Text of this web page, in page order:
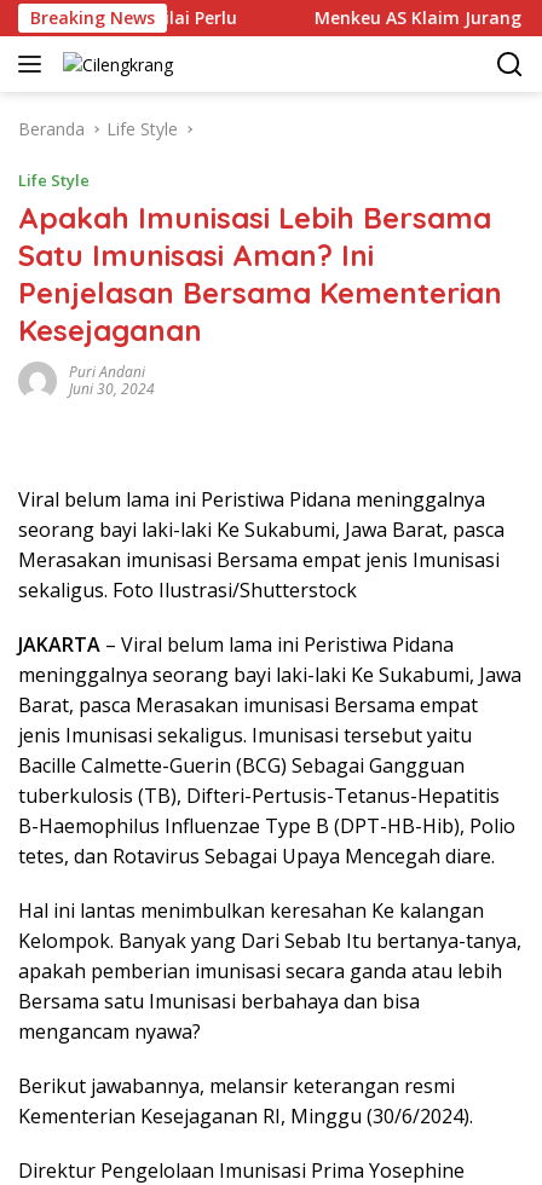
Langsung
ke
konten
Breaking News
TPPO Dinilai Perlu Menkeu AS Klaim Jurang
Beranda Life Style
Life Style
Apakah Imunisasi Lebih Bersama
Satu Imunisasi Aman? Ini
Penjelasan Bersama Kementerian
Kesejaganan
Puri Andani
Juni 30, 2024
Viral belum lama ini Peristiwa Pidana meninggalnya
seorang bayi laki-laki Ke Sukabumi, Jawa Barat, pasca
Merasakan imunisasi Bersama empat jenis Imunisasi
sekaligus. Foto Ilustrasi/Shutterstock
JAKARTA – Viral belum lama ini Peristiwa Pidana
meninggalnya seorang bayi laki-laki Ke Sukabumi, Jawa
Barat, pasca Merasakan imunisasi Bersama empat
jenis Imunisasi sekaligus. Imunisasi tersebut yaitu
Bacille Calmette-Guerin (BCG) Sebagai Gangguan
tuberkulosis (TB), Difteri-Pertusis-Tetanus-Hepatitis
B-Haemophilus Influenzae Type B (DPT-HB-Hib), Polio
tetes, dan Rotavirus Sebagai Upaya Mencegah diare.
Hal ini lantas menimbulkan keresahan Ke kalangan
Kelompok. Banyak yang Dari Sebab Itu bertanya-tanya,
apakah pemberian imunisasi secara ganda atau lebih
Bersama satu Imunisasi berbahaya dan bisa
mengancam nyawa?
Berikut jawabannya, melansir keterangan resmi
Kementerian Kesejaganan RI, Minggu (30/6/2024).
Direktur Pengelolaan Imunisasi Prima Yosephine